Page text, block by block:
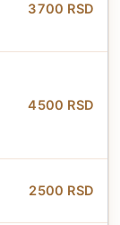
3700 RSD
4500 RSD
2500 RSD